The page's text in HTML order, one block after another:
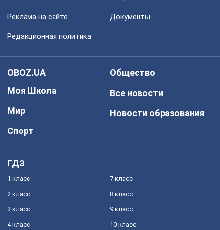
Реклама на сайте Документы
Редакционная политика
OBOZ.UA
Моя Школа
Мир
Спорт
Общество
Все новости
Новости образования
ГДЗ
1 класс
2 класс
3 класс
4 класс
7 класс
8 класс
9 класс
10 класс